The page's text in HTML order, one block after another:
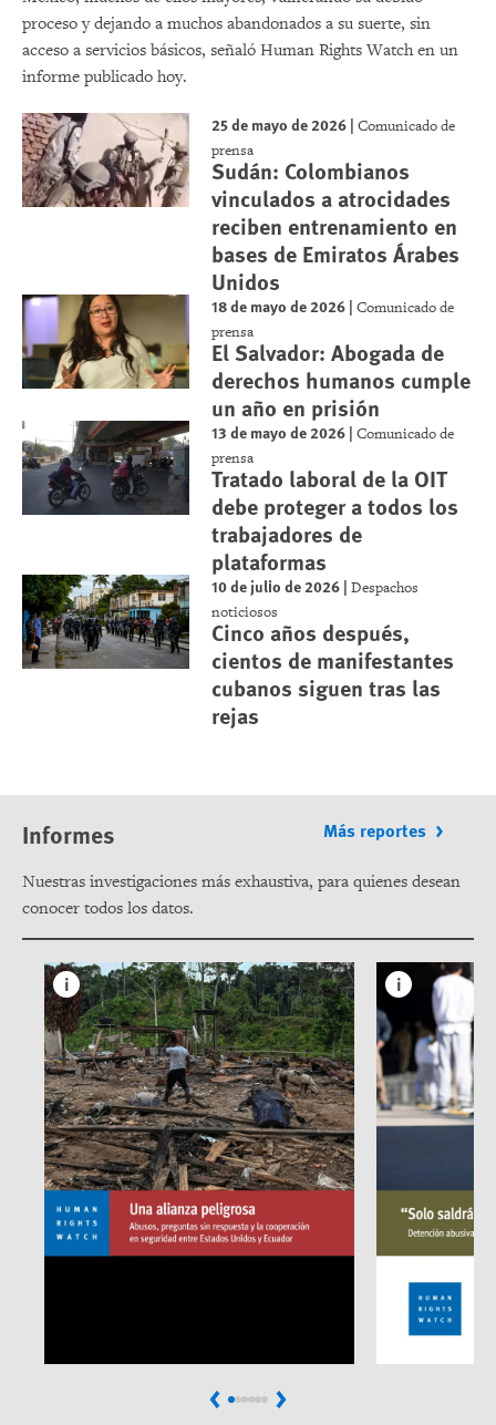
proceso y dejando a muchos abandonados a su suerte, sin
acceso a servicios básicos, señaló Human Rights Watch en un
informe publicado hoy.
25 de mayo de 2026 |Comunicado de
prensa
Sudán: Colombianos
vinculados a atrocidades
reciben entrenamiento en
bases de Emiratos Árabes
Unidos
18 de mayo de 2026 |Comunicado de
prensa
El Salvador: Abogada de
derechos humanos cumple
un año en prisión
13 de mayo de 2026 |Comunicado de
prensa
Tratado laboral de la OIT
debe proteger a todos los
trabajadores de
plataformas
10 de julio de 2026 |Despachos
noticiosos
Cinco años después,
cientos de manifestantes
cubanos siguen tras las
rejas
Informes Más reportes
Nuestras investigaciones más exhaustiva, para quienes desean
conocer todos los datos.
PreviousNext